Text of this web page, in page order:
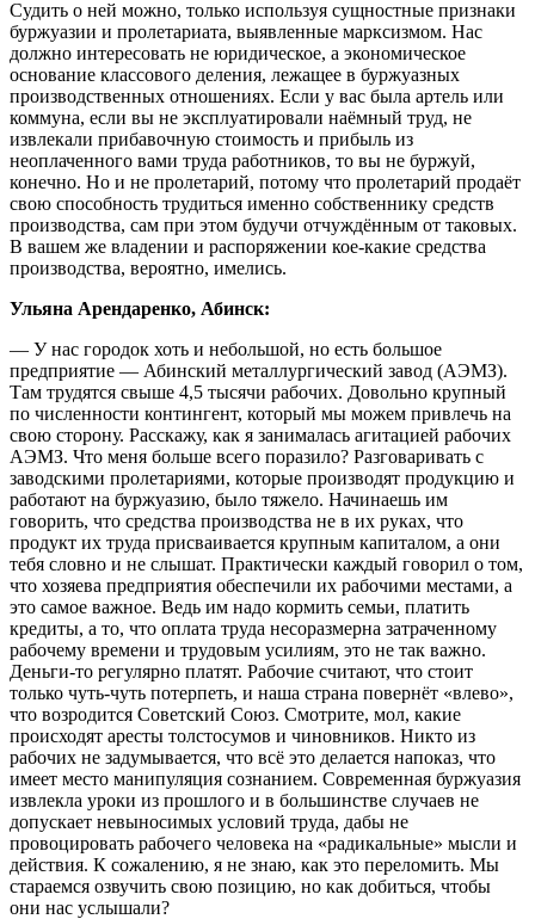
Судить о ней можно, только используя сущностные признаки
буржуазии и пролетариата, выявленные марксизмом. Нас
должно интересовать не юридическое, а экономическое
основание классового деления, лежащее в буржуазных
производственных отношениях. Если у вас была артель или
коммуна, если вы не эксплуатировали наёмный труд, не
извлекали прибавочную стоимость и прибыль из
неоплаченного вами труда работников, то вы не буржуй,
конечно. Но и не пролетарий, потому что пролетарий продаёт
свою способность трудиться именно собственнику средств
производства, сам при этом будучи отчуждённым от таковых.
В вашем же владении и распоряжении кое-какие средства
производства, вероятно, имелись.
Ульяна Арендаренко, Абинск:
— У нас городок хоть и небольшой, но есть большое
предприятие — Абинский металлургический завод (АЭМЗ).
Там трудятся свыше 4,5 тысячи рабочих. Довольно крупный
по численности контингент, который мы можем привлечь на
свою сторону. Расскажу, как я занималась агитацией рабочих
АЭМЗ. Что меня больше всего поразило? Разговаривать с
заводскими пролетариями, которые производят продукцию и
работают на буржуазию, было тяжело. Начинаешь им
говорить, что средства производства не в их руках, что
продукт их труда присваивается крупным капиталом, а они
тебя словно и не слышат. Практически каждый говорил о том,
что хозяева предприятия обеспечили их рабочими местами, а
это самое важное. Ведь им надо кормить семьи, платить
кредиты, а то, что оплата труда несоразмерна затраченному
рабочему времени и трудовым усилиям, это не так важно.
Деньги-то регулярно платят. Рабочие считают, что стоит
только чуть-чуть потерпеть, и наша страна повернёт «влево»,
что возродится Советский Союз. Смотрите, мол, какие
происходят аресты толстосумов и чиновников. Никто из
рабочих не задумывается, что всё это делается напоказ, что
имеет место манипуляция сознанием. Современная буржуазия
извлекла уроки из прошлого и в большинстве случаев не
допускает невыносимых условий труда, дабы не
провоцировать рабочего человека на «радикальные» мысли и
действия. К сожалению, я не знаю, как это переломить. Мы
стараемся озвучить свою позицию, но как добиться, чтобы
они нас услышали?